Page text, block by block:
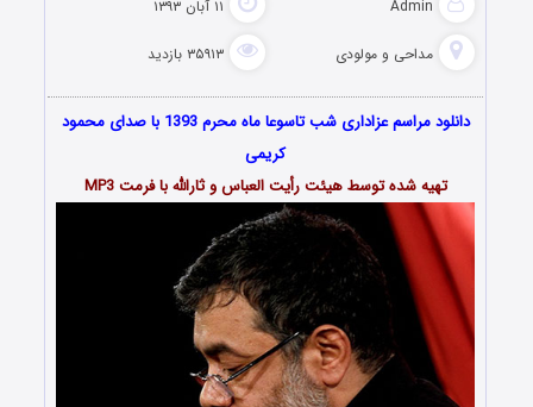
Admin ۱۱ آبان ۱۳۹۳
مداحی و مولودی ۳۵۹۱۳ بازدید
دانلود مراسم عزاداری شب تاسوعا ماه محرم 1393 با صدای محمود
کریمی
تهیه شده توسط هیئت رأیت العباس و ثارالله با فرمت MP3